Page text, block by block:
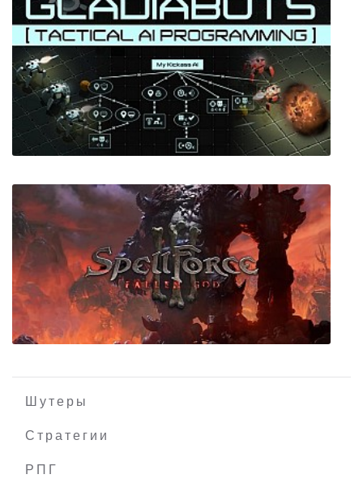
Magicka
Gladiabots
Шутеры
Стратегии
РПГ